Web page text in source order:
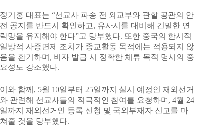
정기홍 대표는 “선교사 파송 전 외교부와 관할 공관의 안
전 공지를 반드시 확인하고, 유사시를 대비해 긴밀한 연
락망을 유지해야 한다”고 당부했다. 또한 중국의 한시적
일방적 사증면제 조치가 종교활동 목적에는 적용되지 않
음을 환기하며, 비자 발급 시 정확한 체류 목적 명시의 중
요성도 강조했다.
이와 함께, 5월 10일부터 25일까지 실시 예정인 재외선거
와 관련해 선교사들의 적극적인 참여를 요청하며, 4월 24
일까지 재외선거인 등록 신청 및 국외부재자 신고를 마
쳐줄 것을 당부했다.